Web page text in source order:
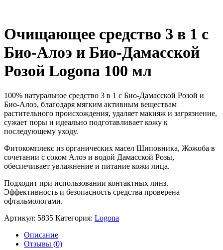
Очищающее средство 3 в 1 с
Био-Алоэ и Био-Дамасской
Розой Logona 100 мл
100% натуральное средство 3 в 1 с Био-Дамасской Розой и
Био-Алоэ, благодаря мягким активным веществам
растительного происхождения, удаляет макияж и загрязнение,
сужает поры и идеально подготавливает кожу к
последующему уходу.
Фитокомплекс из органических масел Шиповника, Жожоба в
сочетании с соком Алоэ и водой Дамасской Розы,
обеспечивает увлажнение и питание кожи лица.
Подходит при использовании контактных линз.
Эффективность и безопасность средства проверена
офтальмологами.
Артикул: 5835 Категория: Logona
Описание
Отзывы (0)